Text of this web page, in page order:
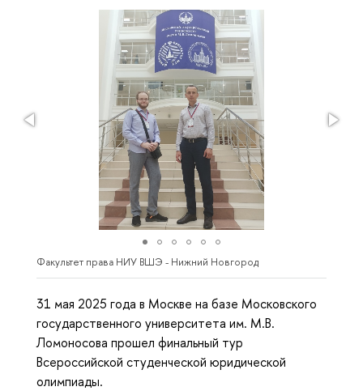
Факультет права НИУ ВШЭ - Нижний Новгород
31 мая 2025 года в Москве на базе Московского
государственного университета им. М.В.
Ломоносова прошел финальный тур
Всероссийской студенческой юридической
олимпиады.